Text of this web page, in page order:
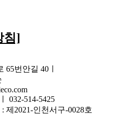
침]
65번안길 40ㅣ
032-514-5425
제2021-인천서구-0028호